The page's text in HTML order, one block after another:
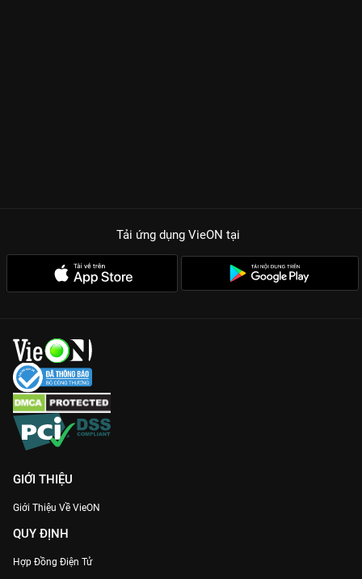
Tải ứng dụng VieON tại
GIỚI THIỆU
Giới Thiệu Về VieON
QUY ĐỊNH
Hợp Đồng Điện Tử